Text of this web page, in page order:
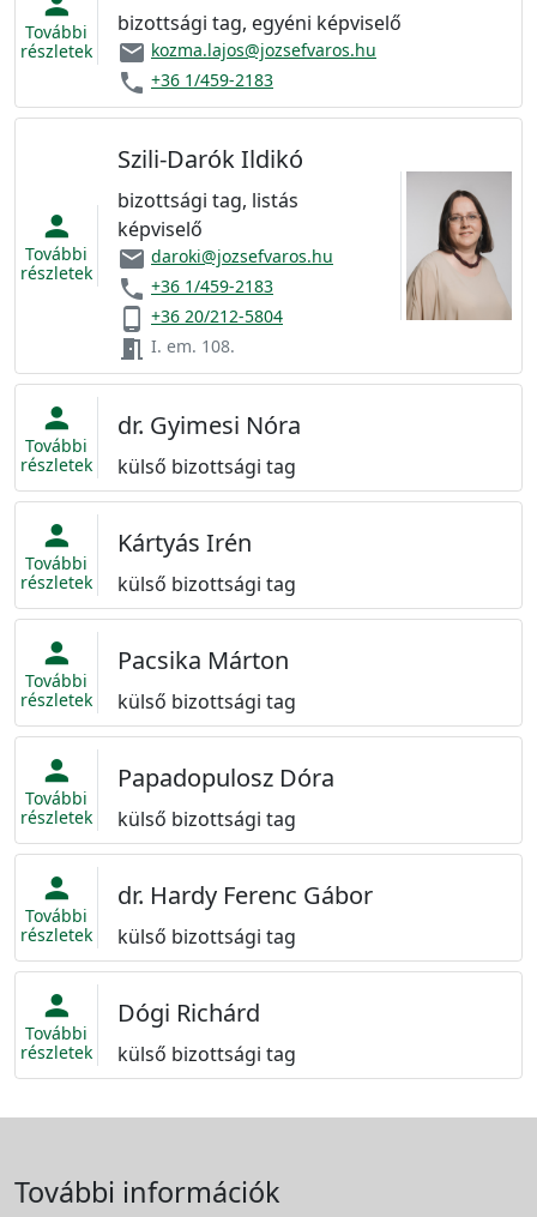
További
részletek
bizottsági tag, egyéni képviselő
email kozma.lajos@jozsefvaros.hu
phone +36 1/459-2183
person
További
részletek
Szili-Darók Ildikó
bizottsági tag, listás
képviselő
email daroki@jozsefvaros.hu
phone +36 1/459-2183
phone_android +36 20/212-5804
meeting_room I. em. 108.
person
További
részletek
dr. Gyimesi Nóra
külső bizottsági tag
person
További
részletek
Kártyás Irén
külső bizottsági tag
person
További
részletek
Pacsika Márton
külső bizottsági tag
person
További
részletek
Papadopulosz Dóra
külső bizottsági tag
person
További
részletek
dr. Hardy Ferenc Gábor
külső bizottsági tag
person
További
részletek
Dógi Richárd
külső bizottsági tag
További információk